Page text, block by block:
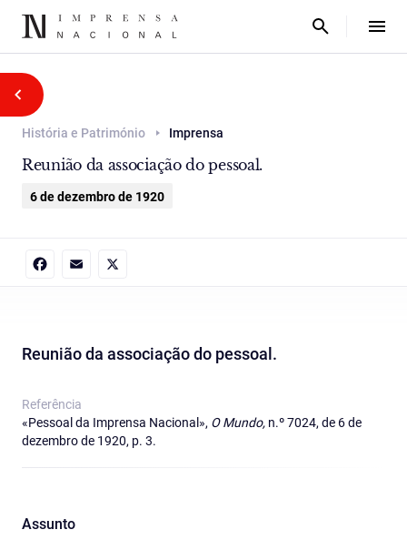
História e Património Imprensa
Reunião da associação do pessoal.
6 de dezembro de 1920
Reunião da associação do pessoal.
Referência
«Pessoal da Imprensa Nacional», O Mundo, n.º 7024, de 6 de
dezembro de 1920, p. 3.
Assunto